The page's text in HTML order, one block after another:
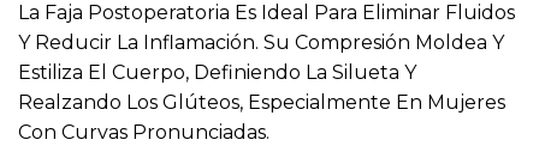
La Faja Postoperatoria Es Ideal Para Eliminar Fluidos
Y Reducir La Inflamación. Su Compresión Moldea Y
Estiliza El Cuerpo, Definiendo La Silueta Y
Realzando Los Glúteos, Especialmente En Mujeres
Con Curvas Pronunciadas.